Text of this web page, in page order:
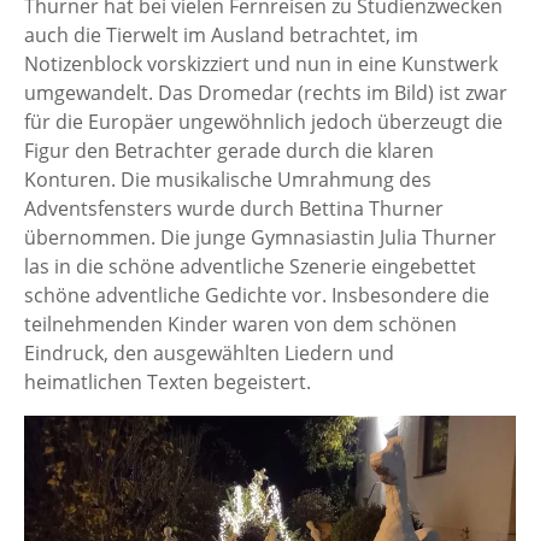
Thurner hat bei vielen Fernreisen zu Studienzwecken
auch die Tierwelt im Ausland betrachtet, im
Notizenblock vorskizziert und nun in eine Kunstwerk
umgewandelt. Das Dromedar (rechts im Bild) ist zwar
für die Europäer ungewöhnlich jedoch überzeugt die
Figur den Betrachter gerade durch die klaren
Konturen. Die musikalische Umrahmung des
Adventsfensters wurde durch Bettina Thurner
übernommen. Die junge Gymnasiastin Julia Thurner
las in die schöne adventliche Szenerie eingebettet
schöne adventliche Gedichte vor. Insbesondere die
teilnehmenden Kinder waren von dem schönen
Eindruck, den ausgewählten Liedern und
heimatlichen Texten begeistert.